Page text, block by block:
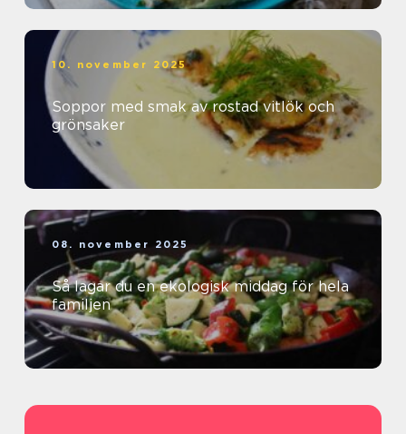
10. november 2025
Soppor med smak av rostad vitlök och
grönsaker
08. november 2025
Så lagar du en ekologisk middag för hela
familjen